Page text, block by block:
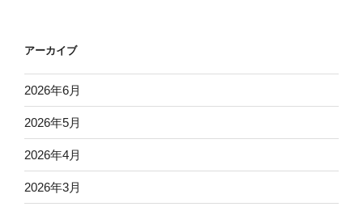
アーカイブ
2026年6月
2026年5月
2026年4月
2026年3月